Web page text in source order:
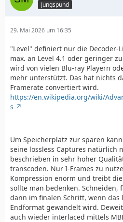
Jungspund
29. Mai 2026 um 16:35
"Level" definiert nur die Decoder-
max. an Level 4.1 oder geringer
wird von vielen Blu-ray Playern
mehr unterstützt. Das hat nichts
Framerate convertiert wird.
https://en.wikipedia.org/wiki/
s
Um Speicherplatz zur sparen
seine lossless Captures natürlich
beschrieben in sehr hoher
transcoden. Nur I-Frames zu
Kompression enorm und treibt
sollte man bedenken. Schneiden,
dann im finalen Schritt, wenn das
Endformat gewandelt wird.
auch wieder interlaced mittels